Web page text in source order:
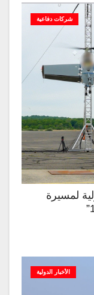
شركات دفاعية
لمسيرة
الأخبار الدولية